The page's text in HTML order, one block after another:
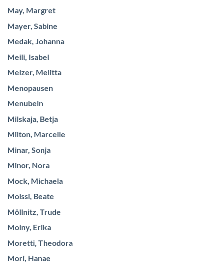
May, Margret
Mayer, Sabine
Medak, Johanna
Meili, Isabel
Melzer, Melitta
Menopausen
Menubeln
Milskaja, Betja
Milton, Marcelle
Minar, Sonja
Minor, Nora
Mock, Michaela
Moissi, Beate
Möllnitz, Trude
Molny, Erika
Moretti, Theodora
Mori, Hanae